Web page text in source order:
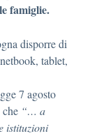
famiglie.
disporre di
tablet,
gge 7 agosto
“… a
istituzioni